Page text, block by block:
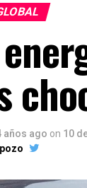
años ago on 10